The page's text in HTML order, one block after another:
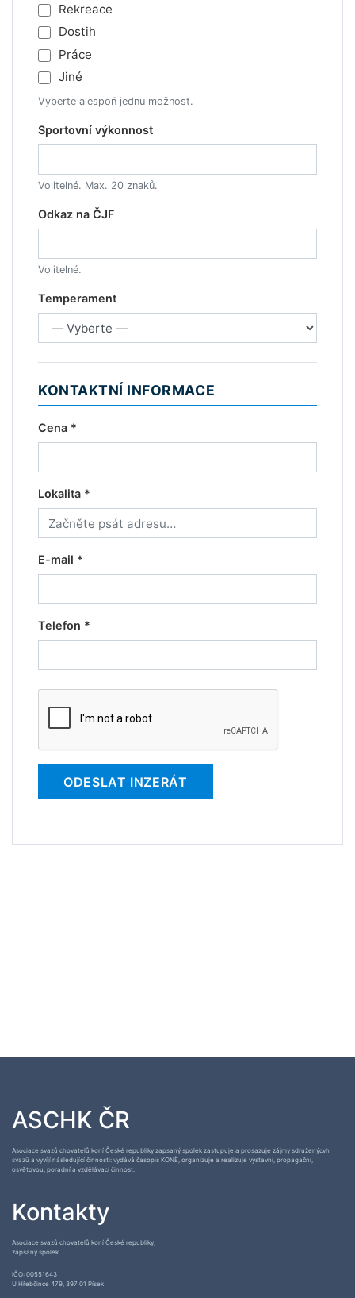
Rekreace
Dostih
Práce
Jiné
Vyberte alespoň jednu možnost.
Sportovní výkonnost
Volitelné. Max. 20 znaků.
Odkaz na ČJF
Volitelné.
Temperament
KONTAKTNÍ INFORMACE
Cena *
Lokalita *
E-mail *
Telefon *
ODESLAT INZERÁT
ASCHK ČR
Asociace svazů chovatelů koní České republiky zapsaný spolek zastupuje a prosazuje zájmy sdruženýcvh
svazů a vyvíjí následující činnosti: vydává časopis KONĚ, organizuje a realizuje výstavní, propagační,
osvětovou, poradní a vzdělávací činnost.
Kontakty
Asociace svazů chovatelů koní České republiky,
zapsaný spolek
IČO: 00551643
U Hřebčince 479, 397 01 Písek